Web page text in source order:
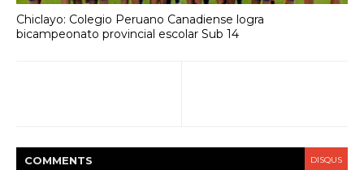
Chiclayo: Colegio Peruano Canadiense logra
bicampeonato provincial escolar Sub 14
COMMENTS DISQUS